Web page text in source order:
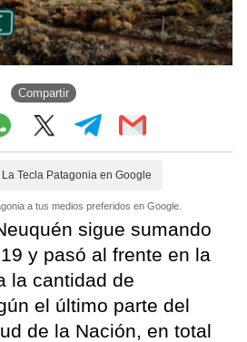
Compartir
Tecla Patagonia en Google
a tus medios preferidos en Google.
sigue sumando
y pasó al frente en la
la cantidad de
el último parte del
de la Nación, en total